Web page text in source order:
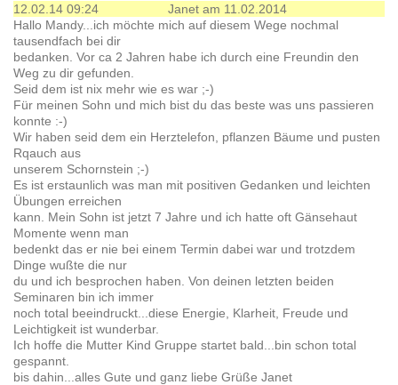
12.02.14 09:24
Janet am 11.02.2014
Hallo Mandy...ich möchte mich auf diesem Wege nochmal
tausendfach bei dir
bedanken. Vor ca 2 Jahren habe ich durch eine Freundin den
Weg zu dir gefunden.
Seid dem ist nix mehr wie es war ;-)
Für meinen Sohn und mich bist du das beste was uns passieren
konnte :-)
Wir haben seid dem ein Herztelefon, pflanzen Bäume und pusten
Rqauch aus
unserem Schornstein ;-)
Es ist erstaunlich was man mit positiven Gedanken und leichten
Übungen erreichen
kann. Mein Sohn ist jetzt 7 Jahre und ich hatte oft Gänsehaut
Momente wenn man
bedenkt das er nie bei einem Termin dabei war und trotzdem
Dinge wußte die nur
du und ich besprochen haben. Von deinen letzten beiden
Seminaren bin ich immer
noch total beeindruckt...diese Energie, Klarheit, Freude und
Leichtigkeit ist wunderbar.
Ich hoffe die Mutter Kind Gruppe startet bald...bin schon total
gespannt.
bis dahin...alles Gute und ganz liebe Grüße Janet